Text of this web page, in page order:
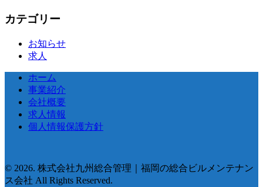
カテゴリー
お知らせ
求人
ホーム
事業紹介
会社概要
求人情報
個人情報保護方針
© 2026. 株式会社九州総合管理｜福岡の総合ビルメンテナン
ス会社 All Rights Reserved.